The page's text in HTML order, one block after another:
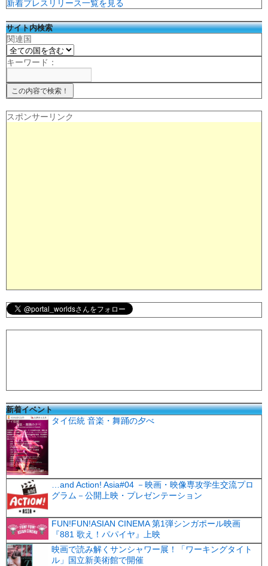
新着プレスリリース一覧を見る
サイト内検索
関連国
キーワード：
スポンサーリンク
新着イベント
タイ伝統 音楽・舞踊の夕べ
…and Action! Asia#04 －映画・映像専攻学生交流プロ
グラム－公開上映・プレゼンテーション
FUN!FUN!ASIAN CINEMA 第1弾シンガポール映画
『881 歌え！パパイヤ』上映
映画で読み解くサンシャワー展！「ワーキングタイト
ル」国立新美術館で開催